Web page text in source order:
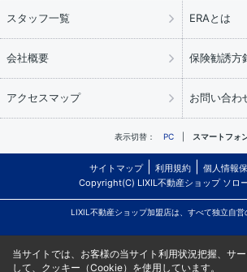
スタッフ一覧 ERAとは
会社概要 保険勧誘方
アクセスマップ お問い合わ
表示切替： PC スマートフォ
サイトマップ 利用規約
個人情報
Copyright(C) LIXIL不動産ショップ ソロ
LIXIL不動産ショップ加盟店は、すべて独立自営
当サイトでは、お客様の当サイト利用状況把握、サ
して、クッキー（Cookie）を使用しています。